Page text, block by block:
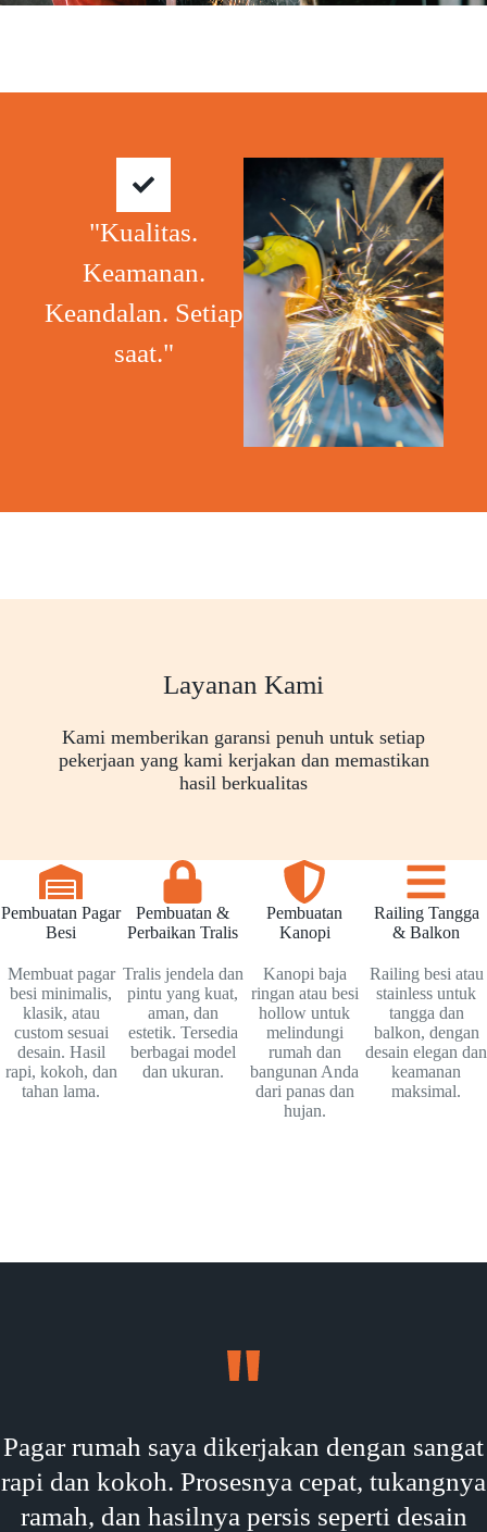
"Kualitas.
Keamanan.
Keandalan. Setiap
saat."
Layanan Kami
Kami memberikan garansi penuh untuk setiap
pekerjaan yang kami kerjakan dan memastikan
hasil berkualitas
Pembuatan Pagar
Besi
Membuat pagar
besi minimalis,
klasik, atau
custom sesuai
desain. Hasil
rapi, kokoh, dan
tahan lama.
Pembuatan &
Perbaikan Tralis
Tralis jendela dan
pintu yang kuat,
aman, dan
estetik. Tersedia
berbagai model
dan ukuran.
Pembuatan
Kanopi
Kanopi baja
ringan atau besi
hollow untuk
melindungi
rumah dan
bangunan Anda
dari panas dan
hujan.
Railing Tangga
& Balkon
Railing besi atau
stainless untuk
tangga dan
balkon, dengan
desain elegan dan
keamanan
maksimal.
Pagar rumah saya dikerjakan dengan sangat
rapi dan kokoh. Prosesnya cepat, tukangnya
ramah, dan hasilnya persis seperti desain